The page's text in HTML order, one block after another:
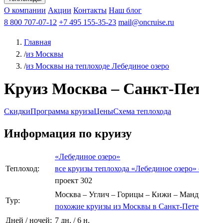
Афанасий Никитин Октябрьская революция
О компании Акции Контакты Наш блог
8 800 707-07-12 +7 495 155-35-23 mail@oncruise.ru
Главная
/из Москвы
/из Москвы на теплоходе Лебединое озеро
Круиз Москва – Санкт-
СкидкиПрограмма круизаЦеныСхема теплохода
Информация по круизу
Теплоход:
«Лебединое озеро»
все круизы теплохода «Лебединое озеро»
проект 302
Тур:
Москва – Углич – Горицы – Кижи –
похожие круизы из Москвы в Санкт-
Дней / ночей: 7 дн. / 6 н.